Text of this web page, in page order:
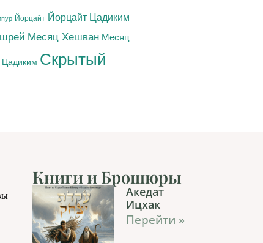
Йорцайт Йорцайт Цадиким
Месяц Хешван Месяц
Скрытый
Книги и Брошюры
Акедат
Ицхак
Перейти »